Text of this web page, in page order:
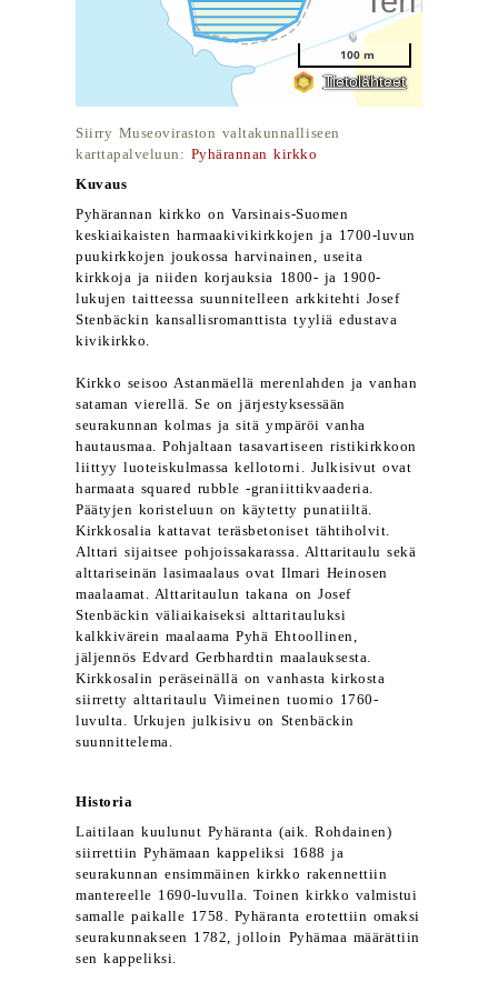
Siirry Museoviraston valtakunnalliseen
karttapalveluun: Pyhärannan kirkko
Kuvaus
Pyhärannan kirkko on Varsinais-Suomen
keskiaikaisten harmaakivikirkkojen ja 1700-luvun
puukirkkojen joukossa harvinainen, useita
kirkkoja ja niiden korjauksia 1800- ja 1900-
lukujen taitteessa suunnitelleen arkkitehti Josef
Stenbäckin kansallisromanttista tyyliä edustava
kivikirkko.
Kirkko seisoo Astanmäellä merenlahden ja vanhan
sataman vierellä. Se on järjestyksessään
seurakunnan kolmas ja sitä ympäröi vanha
hautausmaa. Pohjaltaan tasavartiseen ristikirkkoon
liittyy luoteiskulmassa kellotorni. Julkisivut ovat
harmaata squared rubble -graniittikvaaderia.
Päätyjen koristeluun on käytetty punatiiltä.
Kirkkosalia kattavat teräsbetoniset tähtiholvit.
Alttari sijaitsee pohjoissakarassa. Alttaritaulu sekä
alttariseinän lasimaalaus ovat Ilmari Heinosen
maalaamat. Alttaritaulun takana on Josef
Stenbäckin väliaikaiseksi alttaritauluksi
kalkkivärein maalaama Pyhä Ehtoollinen,
jäljennös Edvard Gerbhardtin maalauksesta.
Kirkkosalin peräseinällä on vanhasta kirkosta
siirretty alttaritaulu Viimeinen tuomio 1760-
luvulta. Urkujen julkisivu on Stenbäckin
suunnittelema.
Historia
Laitilaan kuulunut Pyhäranta (aik. Rohdainen)
siirrettiin Pyhämaan kappeliksi 1688 ja
seurakunnan ensimmäinen kirkko rakennettiin
mantereelle 1690-luvulla. Toinen kirkko valmistui
samalle paikalle 1758. Pyhäranta erotettiin omaksi
seurakunnakseen 1782, jolloin Pyhämaa määrättiin
sen kappeliksi.